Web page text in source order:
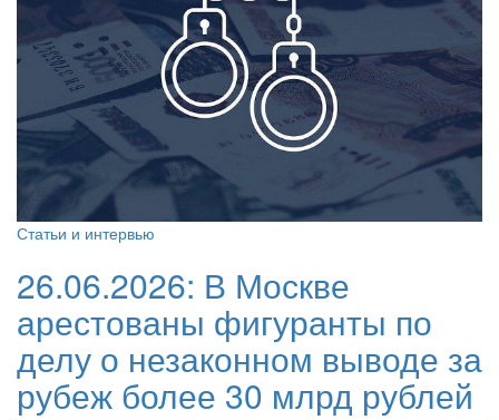
Статьи и интервью
26.06.2026: В Москве
арестованы фигуранты по
делу о незаконном выводе за
рубеж более 30 млрд рублей